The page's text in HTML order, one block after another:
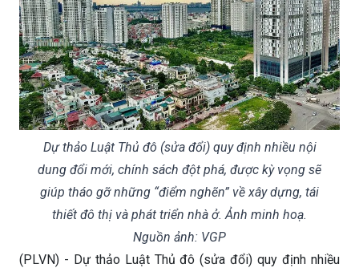
Dự thảo Luật Thủ đô (sửa đổi) quy định nhiều nội
dung đổi mới, chính sách đột phá, được kỳ vọng sẽ
giúp tháo gỡ những “điểm nghẽn” về xây dựng, tái
thiết đô thị và phát triển nhà ở. Ảnh minh hoạ.
Nguồn ảnh: VGP
(PLVN) - Dự thảo Luật Thủ đô (sửa đổi) quy định nhiều